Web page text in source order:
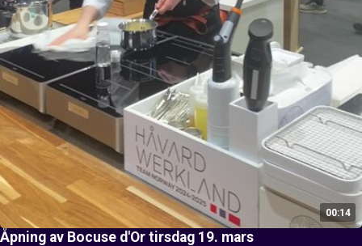
00:14
Åpning av Bocuse d'Or tirsdag 19. mars